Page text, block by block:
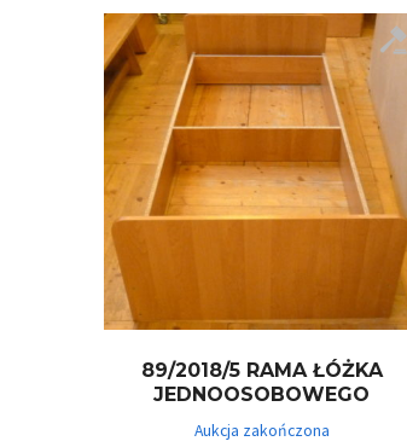
89/2018/5 RAMA ŁÓŻKA
JEDNOOSOBOWEGO
Aukcja zakończona